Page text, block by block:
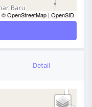
© OpenStreetMap| OpenSID
Detail